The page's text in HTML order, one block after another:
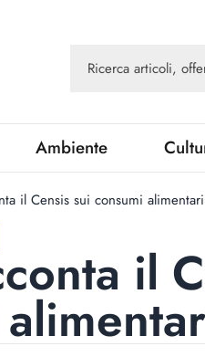
Ambiente
il Censis sui consumi
il